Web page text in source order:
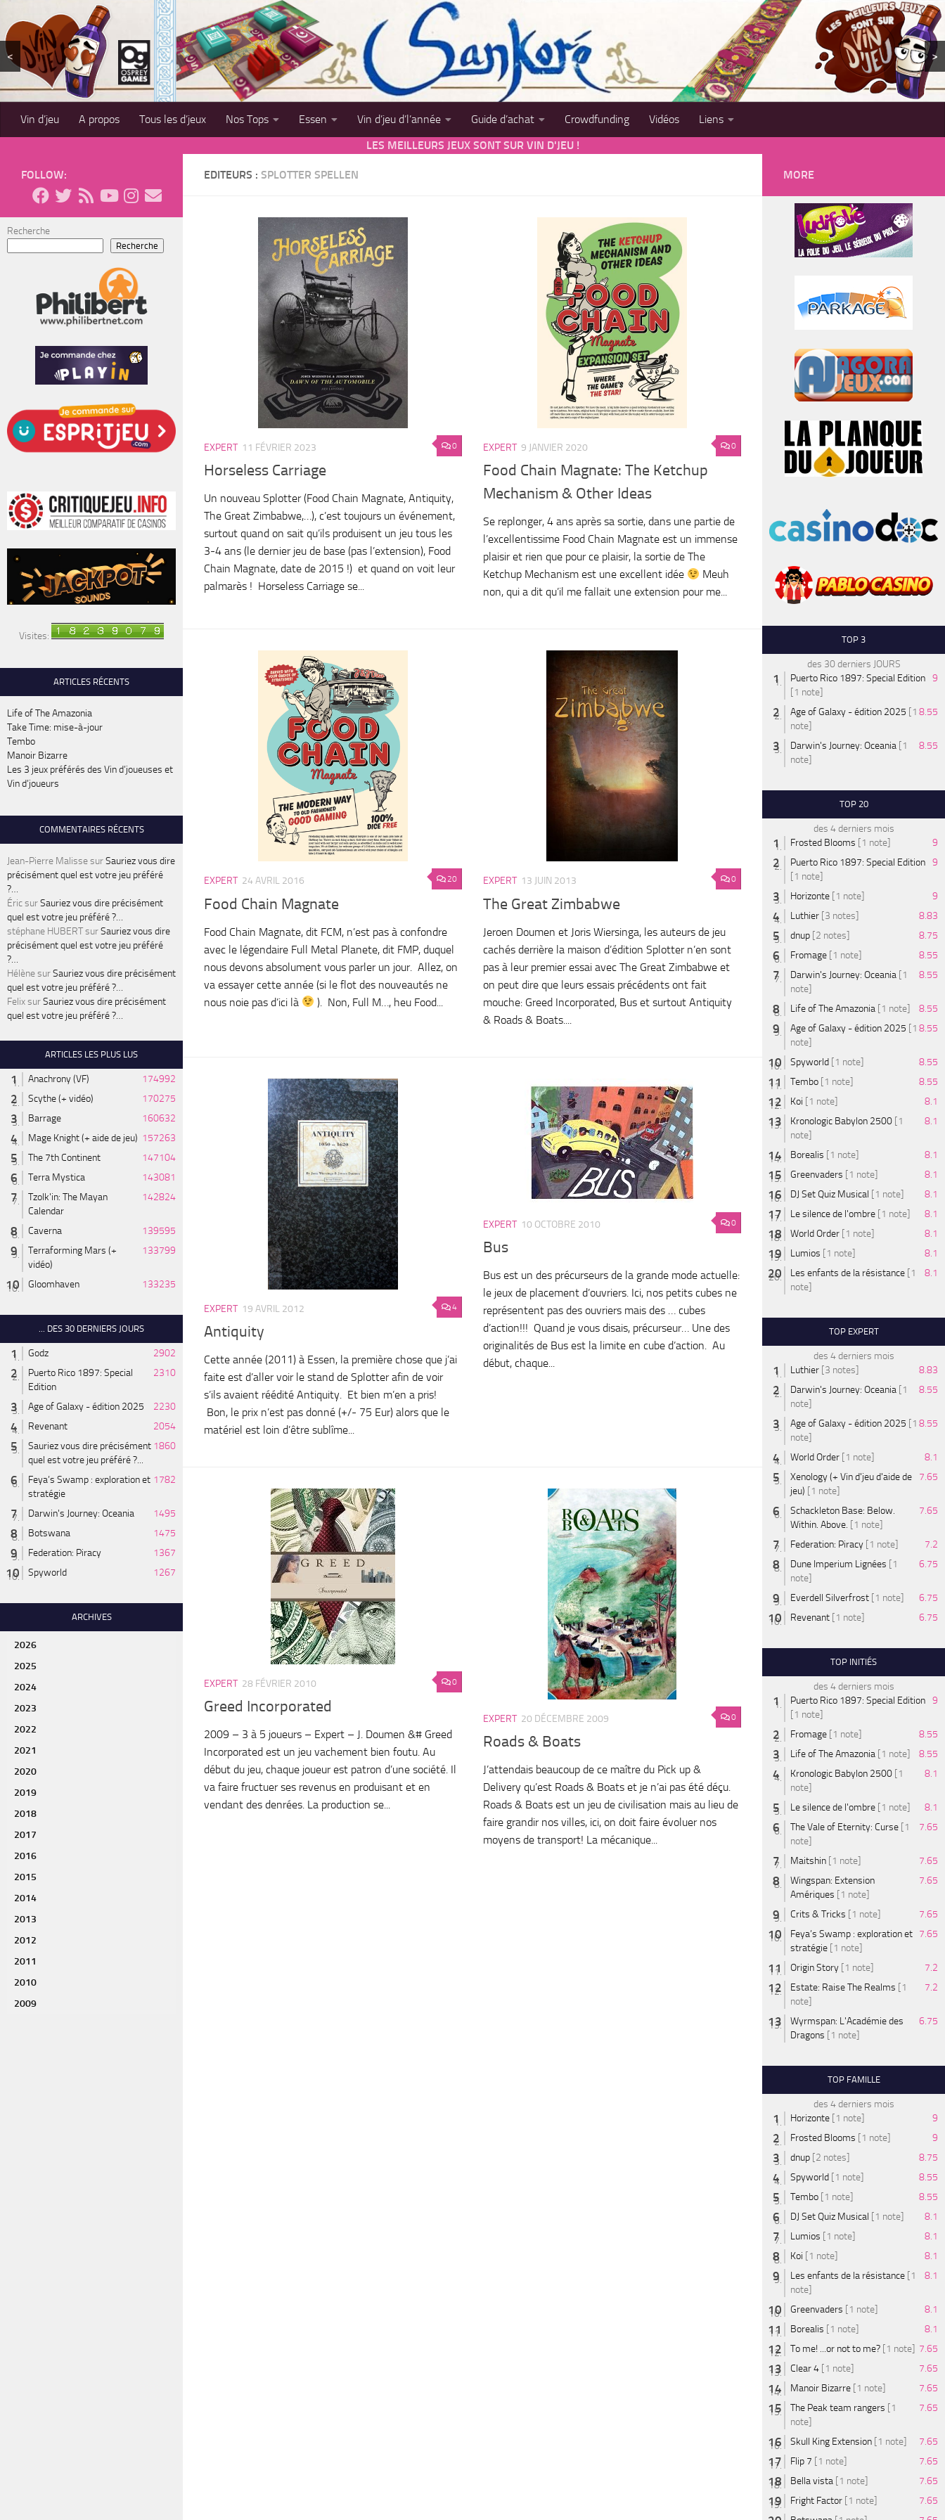
Skip to content
< >
Vin d’jeu A propos Tous les d’jeux Nos Tops Essen Vin d’jeu d’l’année Guide d’achat Crowdfunding Vidéos
Liens
LES MEILLEURS JEUX SONT SUR VIN D'JEU !
EDITEURS : SPLOTTER SPELLEN
0
EXPERT 11 FÉVRIER 2023
Horseless Carriage
Un nouveau Splotter (Food Chain Magnate, Antiquity,
The Great Zimbabwe,…), c’est toujours un événement,
surtout quand on sait qu’ils produisent un jeu tous les
3-4 ans (le dernier jeu de base (pas l’extension), Food
Chain Magnate, date de 2015 !) et quand on voit leur
palmarès ! Horseless Carriage se...
0
EXPERT 9 JANVIER 2020
Food Chain Magnate: The Ketchup
Mechanism & Other Ideas
Se replonger, 4 ans après sa sortie, dans une partie de
l’excellentissime Food Chain Magnate est un immense
plaisir et rien que pour ce plaisir, la sortie de The
Ketchup Mechanism est une excellent idée
Meuh
non, qui a dit qu’il me fallait une extension pour me...
20
EXPERT 24 AVRIL 2016
Food Chain Magnate
Food Chain Magnate, dit FCM, n’est pas à confondre
avec le légendaire Full Metal Planete, dit FMP, duquel
nous devons absolument vous parler un jour. Allez, on
va essayer cette année (si le flot des nouveautés ne
nous noie pas d’ici là
). Non, Full M…, heu Food...
0
EXPERT 13 JUIN 2013
The Great Zimbabwe
Jeroen Doumen et Joris Wiersinga, les auteurs de jeu
cachés derrière la maison d’édition Splotter n’en sont
pas à leur premier essai avec The Great Zimbabwe et
on peut dire que leurs essais précédents ont fait
mouche: Greed Incorporated, Bus et surtout Antiquity
& Roads & Boats....
4
EXPERT 19 AVRIL 2012
Antiquity
Cette année (2011) à Essen, la première chose que j’ai
faite est d’aller voir le stand de Splotter afin de voir
s’ils avaient réédité Antiquity. Et bien m’en a pris!
Bon, le prix n’est pas donné (+/- 75 Eur) alors que le
matériel est loin d’être sublîme...
0
EXPERT 10 OCTOBRE 2010
Bus
Bus est un des précurseurs de la grande mode actuelle:
le jeux de placement d’ouvriers. Ici, nos petits cubes ne
représentent pas des ouvriers mais des … cubes
d’action!!! Quand je vous disais, précurseur… Une des
originalités de Bus est la limite en cube d’action. Au
début, chaque...
0
EXPERT 28 FÉVRIER 2010
Greed Incorporated
2009 – 3 à 5 joueurs – Expert – J. Doumen &# Greed
Incorporated est un jeu vachement bien foutu. Au
début du jeu, chaque joueur est patron d’une société. Il
va faire fructuer ses revenus en produisant et en
vendant des denrées. La production se...
0
EXPERT 20 DÉCEMBRE 2009
Roads & Boats
J’attendais beaucoup de ce maître du Pick up &
Delivery qu’est Roads & Boats et je n’ai pas été déçu.
Roads & Boats est un jeu de civilisation mais au lieu de
faire grandir nos villes, ici, on doit faire évoluer nos
moyens de transport! La mécanique...
FOLLOW:
Recherche
Recherche
Visites:
ARTICLES RÉCENTS
Life of The Amazonia
Take Time: mise-à-jour
Tembo
Manoir Bizarre
Les 3 jeux préférés des Vin d’joueuses et
Vin d’joueurs
COMMENTAIRES RÉCENTS
Jean-Pierre MalissesurSauriez vous dire
précisément quel est votre jeu préféré
?…
ÉricsurSauriez vous dire précisément
quel est votre jeu préféré ?…
stéphane HUBERTsurSauriez vous dire
précisément quel est votre jeu préféré
?…
HélènesurSauriez vous dire précisément
quel est votre jeu préféré ?…
FelixsurSauriez vous dire précisément
quel est votre jeu préféré ?…
ARTICLES LES PLUS LUS
Anachrony (VF)
174992
Scythe (+ vidéo)
170275
Barrage
160632
Mage Knight (+ aide de jeu) 157263
The 7th Continent
147104
Terra Mystica
143081
Tzolk'in: The Mayan
Calendar
142824
Caverna
139595
Terraforming Mars (+
vidéo)
133799
Gloomhaven 133235
... DES 30 DERNIERS JOURS
Godz
2902
Puerto Rico 1897: Special
Edition
2310
Age of Galaxy - édition 2025
2230
Revenant
2054
Sauriez vous dire précisément
quel est votre jeu préféré ?...
1860
Feya’s Swamp : exploration et
stratégie
1782
Darwin's Journey: Oceania
1495
Botswana
1475
Federation: Piracy
1367
Spyworld
1267
ARCHIVES
2026
2025
2024
2023
2022
2021
2020
2019
2018
2017
2016
2015
2014
2013
2012
2011
2010
2009
MORE
TOP 3
des 30 derniers JOURS
Puerto Rico 1897: Special Edition
[1 note]
9
Age of Galaxy - édition 2025 [1
note]
8.55
Darwin's Journey: Oceania [1
note]
8.55
TOP 20
des 4 derniers mois
Frosted Blooms [1 note]
9
Puerto Rico 1897: Special Edition
[1 note]
9
Horizonte [1 note]
9
Luthier [3 notes]
8.83
dnup [2 notes]
8.75
Fromage [1 note]
8.55
Darwin's Journey: Oceania [1
note]
8.55
Life of The Amazonia [1 note]
8.55
Age of Galaxy - édition 2025 [1
note]
8.55
Spyworld [1 note]
8.55
Tembo [1 note]
8.55
Koi [1 note]
8.1
Kronologic Babylon 2500 [1
note]
8.1
Borealis [1 note]
8.1
Greenvaders [1 note]
8.1
DJ Set Quiz Musical [1 note]
8.1
Le silence de l'ombre [1 note]
8.1
World Order [1 note]
8.1
Lumios [1 note]
8.1
Les enfants de la résistance [1
note]
8.1
TOP EXPERT
des 4 derniers mois
Luthier [3 notes]
8.83
Darwin's Journey: Oceania [1
note]
8.55
Age of Galaxy - édition 2025 [1
note]
8.55
World Order [1 note]
8.1
Xenology (+ Vin d'jeu d'aide de
jeu) [1 note]
7.65
Schackleton Base: Below.
Within. Above. [1 note]
7.65
Federation: Piracy [1 note]
7.2
Dune Imperium Lignées [1
note]
6.75
Everdell Silverfrost [1 note]
6.75
Revenant [1 note] 6.75
TOP INITIÉS
des 4 derniers mois
Puerto Rico 1897: Special Edition
[1 note]
9
Fromage [1 note]
8.55
Life of The Amazonia [1 note]
8.55
Kronologic Babylon 2500 [1
note]
8.1
Le silence de l'ombre [1 note]
8.1
The Vale of Eternity: Curse [1
note]
7.65
Maitshin [1 note]
7.65
Wingspan: Extension
Amériques [1 note]
7.65
Crits & Tricks [1 note]
7.65
Feya’s Swamp : exploration et
stratégie [1 note]
7.65
Origin Story [1 note]
7.2
Estate: Raise The Realms [1
note]
7.2
Wyrmspan: L'Académie des
Dragons [1 note]
6.75
TOP FAMILLE
des 4 derniers mois
Horizonte [1 note]
9
Frosted Blooms [1 note]
9
dnup [2 notes]
8.75
Spyworld [1 note]
8.55
Tembo [1 note]
8.55
DJ Set Quiz Musical [1 note]
8.1
Lumios [1 note]
8.1
Koi [1 note]
8.1
Les enfants de la résistance [1
note]
8.1
Greenvaders [1 note]
8.1
Borealis [1 note]
8.1
To me! ...or not to me? [1 note]
7.65
Clear 4 [1 note]
7.65
Manoir Bizarre [1 note]
7.65
The Peak team rangers [1
note]
7.65
Skull King Extension [1 note]
7.65
Flip 7 [1 note]
7.65
Bella vista [1 note]
7.65
Fright Factor [1 note]
7.65